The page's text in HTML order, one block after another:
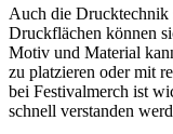
Auch die Drucktechnik
Druckflächen können
Motiv und Material
zu platzieren oder mit
bei Festivalmerch ist
schnell verstanden